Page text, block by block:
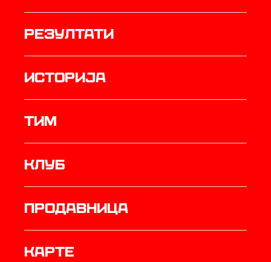
резултати
историја
ТИМ
Клуб
продавница
Карте